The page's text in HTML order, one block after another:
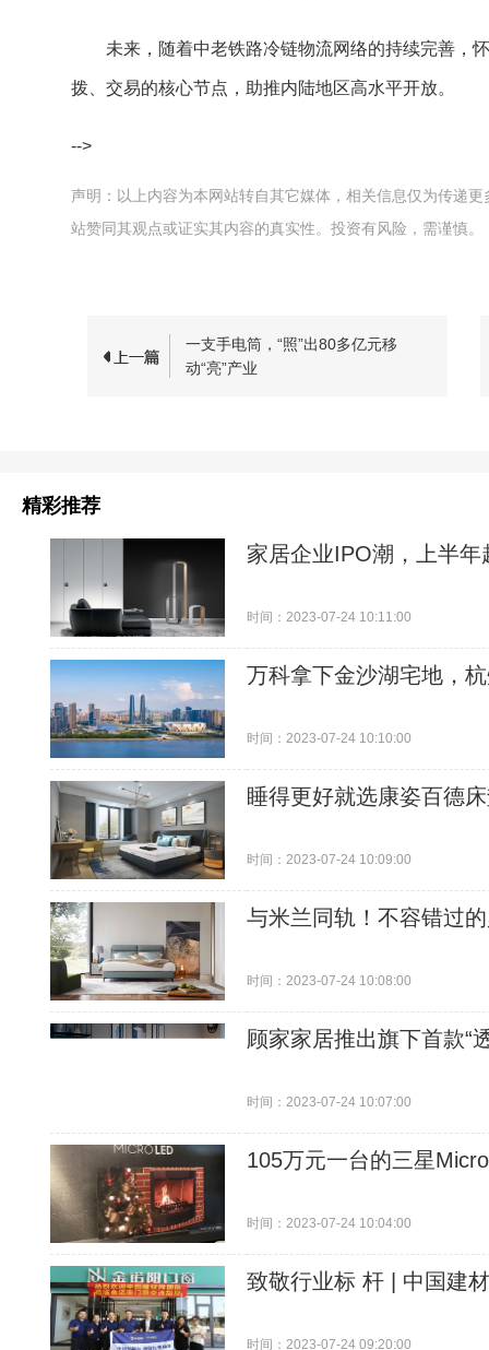
未来，随着中老铁路冷链物流网络的持续完善，
拨、交易的核心节点，助推内陆地区高水平开放。
-->
声明：以上内容为本网站转自其它媒体，相关信息仅为传递
站赞同其观点或证实其内容的真实性。投资有风险，需谨慎。
一支手电筒，“照”出80多亿元移
动“亮”产业
精彩推荐
家居企业IPO潮，上半
时间：2023-07-24 10:11:00
万科拿下金沙湖宅地，
时间：2023-07-24 10:10:00
睡得更好就选康姿百德
时间：2023-07-24 10:09:00
与米兰同轨！不容错过
时间：2023-07-24 10:08:00
顾家家居推出旗下首款“
时间：2023-07-24 10:07:00
105万元一台的三星
时间：2023-07-24 10:04:00
致敬行业标 杆 | 中国建
时间：2023-07-24 09:20:00